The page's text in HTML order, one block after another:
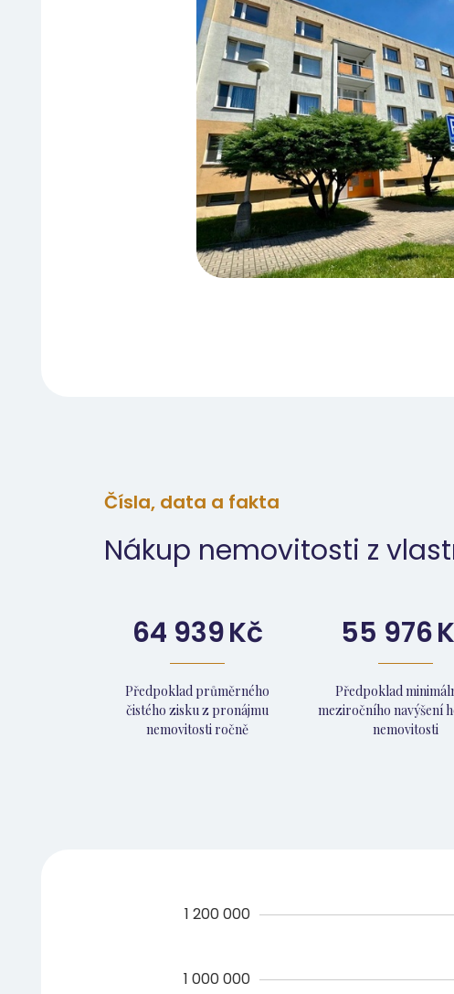
Čísla, data a fakta
Nákup nemovitosti z
64 939Kč
Předpoklad průměrného
čistého zisku z pronájmu
nemovitosti ročně
55 976
Předpoklad
meziročního navýšení
nemovitosti
1 000 000
1 200 000